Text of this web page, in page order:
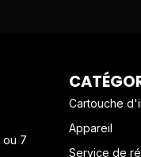
ou 7
Cartouche
Appareil
Service de